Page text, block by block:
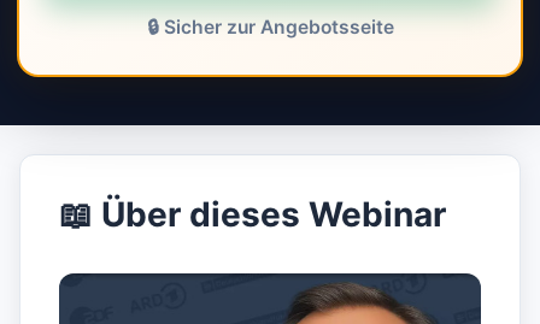
🔒 Sicher zur Angebotsseite
📖 Über dieses Webinar